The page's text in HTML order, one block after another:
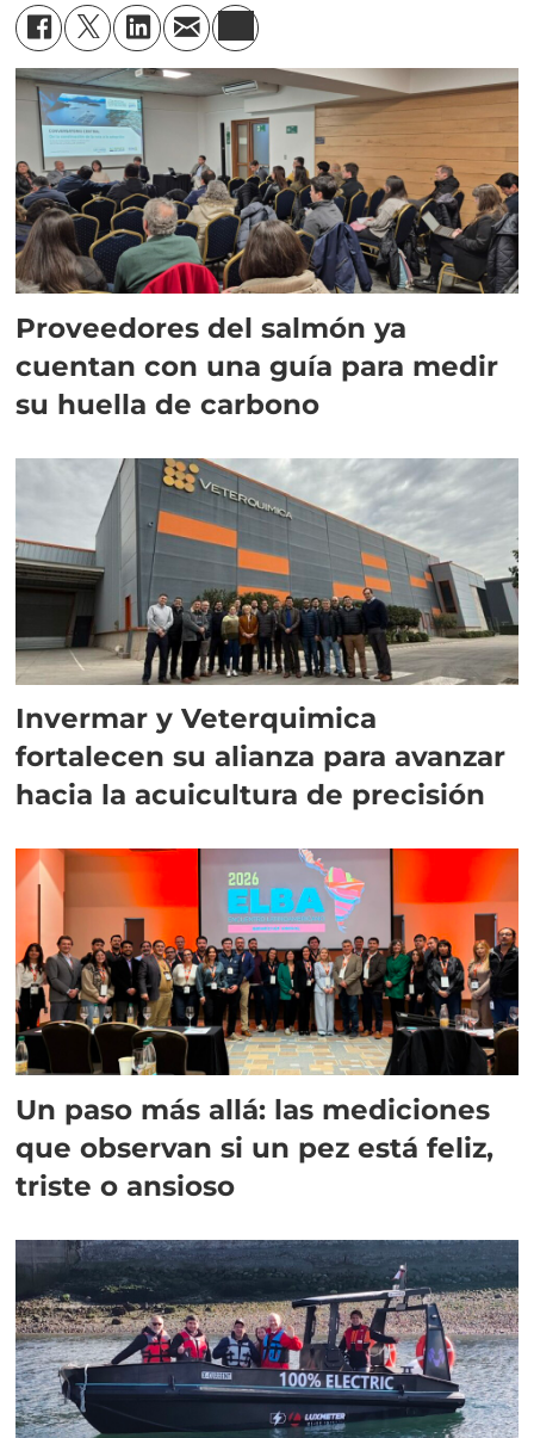
Proveedores del salmón ya
cuentan con una guía para medir
su huella de carbono
Invermar y Veterquimica
fortalecen su alianza para avanzar
hacia la acuicultura de precisión
Un paso más allá: las mediciones
que observan si un pez está feliz,
triste o ansioso